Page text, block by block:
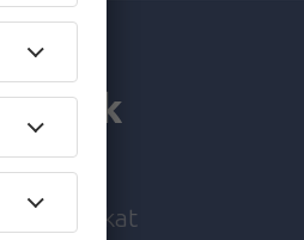
ajánlatokat